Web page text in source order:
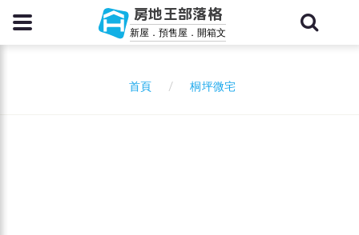
房地王部落格
新屋．預售屋．開箱文
首頁 桐坪微宅